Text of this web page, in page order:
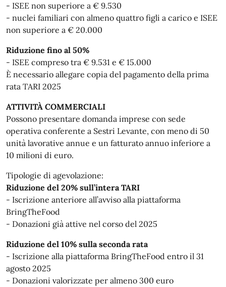
- ISEE non superiore a € 9.530
- nuclei familiari con almeno quattro figli a carico e ISEE
non superiore a € 20.000
Riduzione fino al 50%
- ISEE compreso tra € 9.531 e € 15.000
È necessario allegare copia del pagamento della prima
rata TARI 2025
ATTIVITÀ COMMERCIALI
Possono presentare domanda imprese con sede
operativa conferente a Sestri Levante, con meno di 50
unità lavorative annue e un fatturato annuo inferiore a
10 milioni di euro.
Tipologie di agevolazione:
Riduzione del 20% sull’intera TARI
- Iscrizione anteriore all’avviso alla piattaforma
BringTheFood
- Donazioni già attive nel corso del 2025
Riduzione del 10% sulla seconda rata
- Iscrizione alla piattaforma BringTheFood entro il 31
agosto 2025
- Donazioni valorizzate per almeno 300 euro